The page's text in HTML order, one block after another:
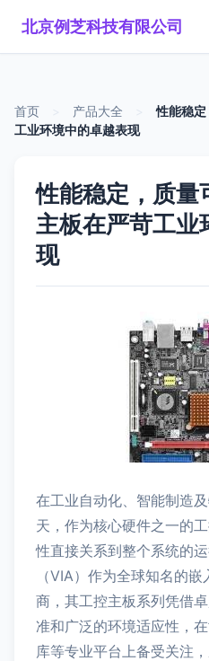
北京例芝科技有限公司
首页 产品大全
性能稳
工业环境中的卓越表现
性能稳定，质量
主板在严苛工业
现
在工业自动化、智能制造
天，作为核心硬件之一的
性直接关系到整个系统的
（VIA）作为全球知名的
商，其工控主板系列凭借
准和广泛的环境适应性，
库等专业平台上备受关注